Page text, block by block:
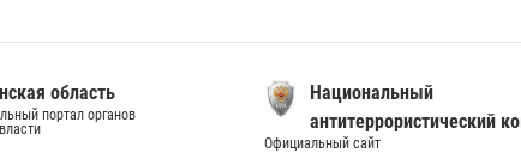
область
портал органов
Национальный
антитеррористический
Официальный сайт